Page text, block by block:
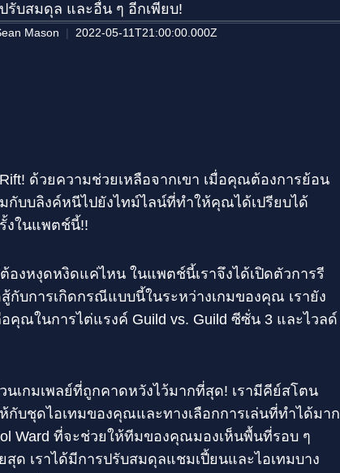
รับสมดุล และอื่น ๆ อีกเพียบ!
Mason 2022-05-11T21:00:00.000Z
ด้วยความช่วยเหลือจากเขา เมื่อคุณต้องการย้อน
กับบลิงค์หนีไปยังไทม์ไลน์ที่ทำให้คุณได้เปรียบได้
งในแพตช์นี้!!
งหงุดหงิดแค่ไหน ในแพตช์นี้เราจึงได้เปิดตัวการรี
กับการเกิดกรณีแบบนี้ในระหว่างเกมของคุณ เรายัง
คุณในการไต่แรงค์ Guild vs. Guild ซีซั่น 3 และไวลด์
นเกมเพลย์ที่ถูกคาดหวังไว้มากที่สุด! เรามีคีย์สโตน
กับชุดไอเทมของคุณและทางเลือกการเล่นที่ทำได้มาก
Ward ที่จะช่วยให้ทีมของคุณมองเห็นพื้นที่รอบ ๆ
ด เราได้มีการปรับสมดุลแชมเปี้ยนและไอเทมบาง